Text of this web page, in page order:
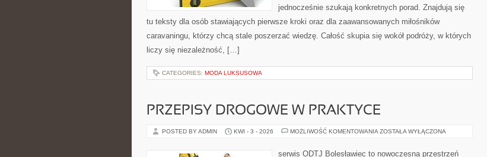
jednocześnie szukają konkretnych porad. Znajdują się
tu teksty dla osób stawiających pierwsze kroki oraz dla zaawansowanych miłośników
caravaningu, którzy chcą stale poszerzać wiedzę. Całość skupia się wokół podróży, w których
liczy się niezależność, […]
CATEGORIES: MODA LUKSUSOWA
PRZEPISY DROGOWE W PRAKTYCE
POSTED BY ADMIN KWI - 3 - 2026 MOŻLIWOŚĆ KOMENTOWANIA PRZEPISY
ZOSTAŁA WYŁĄCZONA
serwis ODTJ Bolesławiec to nowoczesna przestrzeń